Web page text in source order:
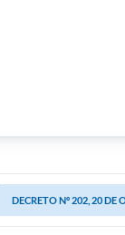
DECRETO Nº 202, 20 DE